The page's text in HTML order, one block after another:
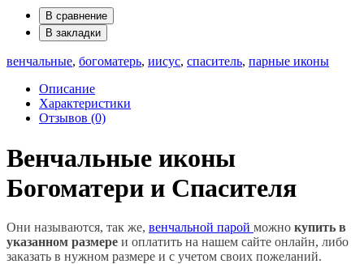
В сравнение
В закладки
венчальные, богоматерь, иисус, спаситель, парные иконы
Описание
Характеристики
Отзывов (0)
Венчальные иконы
Богоматери и Спасителя
Они называются, так же, венчальной парой можно купить в
указанном размере и оплатить на нашем сайте онлайн, либо
заказать в нужном размере и с учетом своих пожеланий.